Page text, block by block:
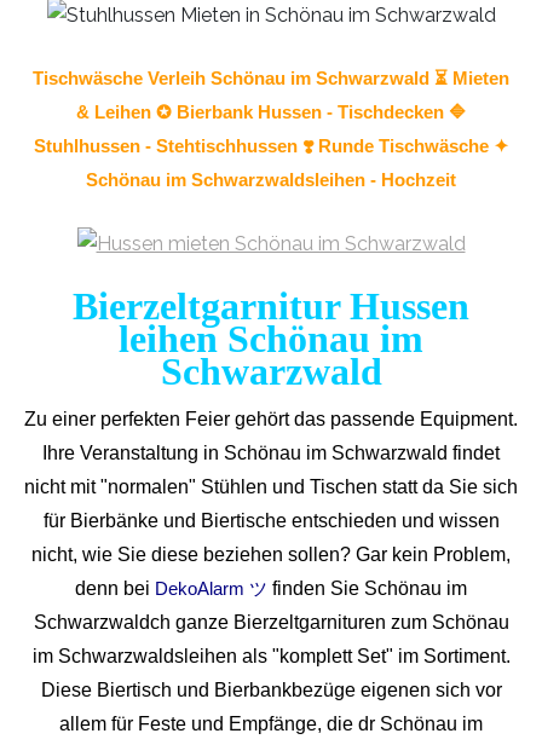
Tischwäsche Verleih Schönau im Schwarzwald ⏳ Mieten
& Leihen ✪ Bierbank Hussen - Tischdecken 🔷
Stuhlhussen - Stehtischhussen ❣️ Runde Tischwäsche ✦
Schönau im Schwarzwaldsleihen - Hochzeit
Bierzeltgarnitur Hussen
leihen Schönau im
Schwarzwald
Zu einer perfekten Feier gehört das passende Equipment.
Ihre Veranstaltung in Schönau im Schwarzwald findet
nicht mit "normalen" Stühlen und Tischen statt da Sie sich
für Bierbänke und Biertische entschieden und wissen
nicht, wie Sie diese beziehen sollen? Gar kein Problem,
denn bei DekoAlarm ツ finden Sie Schönau im
Schwarzwaldch ganze Bierzeltgarnituren zum Schönau
im Schwarzwaldsleihen als "komplett Set" im Sortiment.
Diese Biertisch und Bierbankbezüge eigenen sich vor
allem für Feste und Empfänge, die dr Schönau im